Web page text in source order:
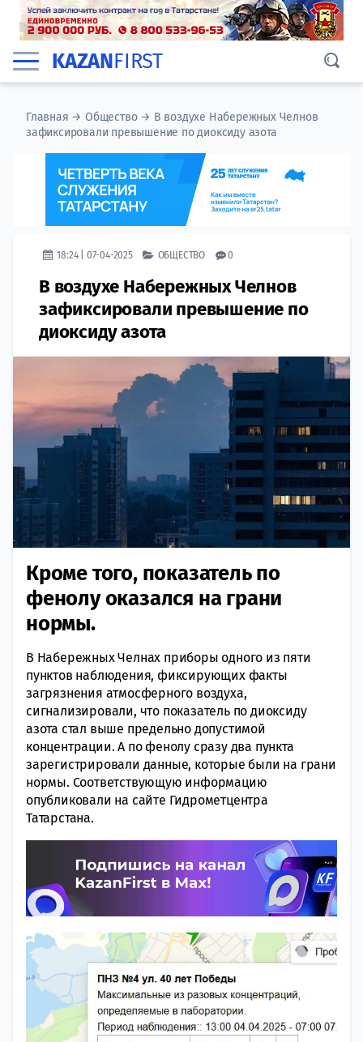
KAZANFIRST
Главная →Общество→ В воздухе Набережных Челнов
зафиксировали превышение по диоксиду азота
18:24 | 07-04-2025 ОБЩЕСТВО 0
В воздухе Набережных Челнов
зафиксировали превышение по
диоксиду азота
Кроме того, показатель по
фенолу оказался на грани
нормы.
В Набережных Челнах приборы одного из пяти
пунктов наблюдения, фиксирующих факты
загрязнения атмосферного воздуха,
сигнализировали, что показатель по диоксиду
азота стал выше предельно допустимой
концентрации. А по фенолу сразу два пункта
зарегистрировали данные, которые были на грани
нормы. Соответствующую информацию
опубликовали на сайте Гидрометцентра
Татарстана.